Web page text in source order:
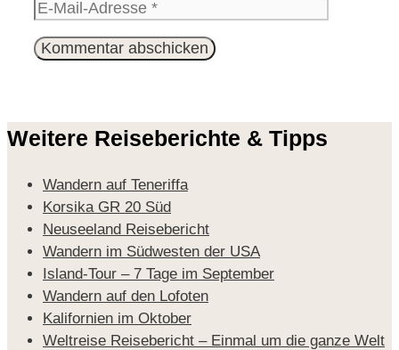
Weitere Reiseberichte & Tipps
Wandern auf Teneriffa
Korsika GR 20 Süd
Neuseeland Reisebericht
Wandern im Südwesten der USA
Island-Tour – 7 Tage im September
Wandern auf den Lofoten
Kalifornien im Oktober
Weltreise Reisebericht – Einmal um die ganze Welt